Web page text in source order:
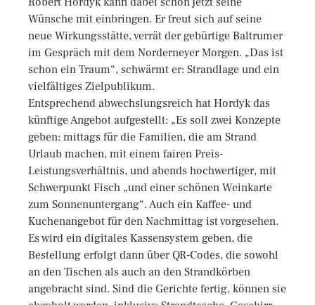
Wünsche mit einbringen. Er freut sich auf seine
neue Wirkungsstätte, verrät der gebürtige Baltrumer
im Gespräch mit dem Norderneyer Morgen. „Das ist
schon ein Traum“, schwärmt er: Strandlage und ein
vielfältiges Zielpublikum.
Entsprechend abwechslungsreich hat Hordyk das
künftige Angebot aufgestellt: „Es soll zwei Konzepte
geben: mittags für die Familien, die am Strand
Urlaub machen, mit einem fairen Preis-
Leistungsverhältnis, und abends hochwertiger, mit
Schwerpunkt Fisch „und einer schönen Weinkarte
zum Sonnenuntergang“. Auch ein Kaffee- und
Kuchenangebot für den Nachmittag ist vorgesehen.
Es wird ein digitales Kassensystem geben, die
Bestellung erfolgt dann über QR-Codes, die sowohl
an den Tischen als auch an den Strandkörben
angebracht sind. Sind die Gerichte fertig, können sie